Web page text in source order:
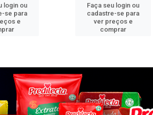
login ou
se para
e
Faça seu login ou
cadastre-se para
ver preços e
comprar